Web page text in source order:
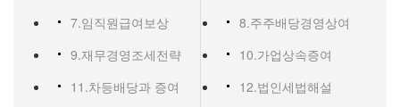
7.임직원급여보상
8.주주배당경영상여
9.재무경영조세전략
10.가업상속증여
11.차등배당과 증여
12.법인세법해설